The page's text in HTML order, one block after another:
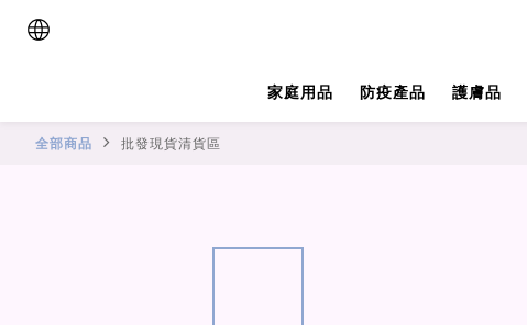
家庭用品 防疫產品 護膚品
全部商品 批發現貨清貨區